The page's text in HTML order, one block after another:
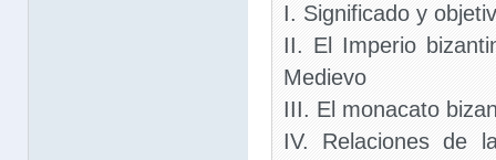
I. Significado y
II. El Imperio
Medievo
III. El monacato
IV. Relaciones de